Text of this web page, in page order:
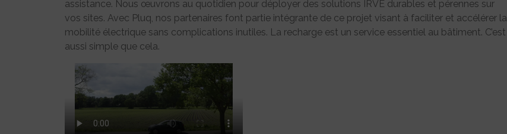
assistance. Nous œuvrons au quotidien pour déployer des solutions IRVE durables et pérennes sur
vos sites. Avec Pluq, nos partenaires font partie intégrante de ce projet visant à faciliter et accélérer la
mobilité électrique sans complications inutiles. La recharge est un service essentiel au bâtiment. C’est
aussi simple que cela.